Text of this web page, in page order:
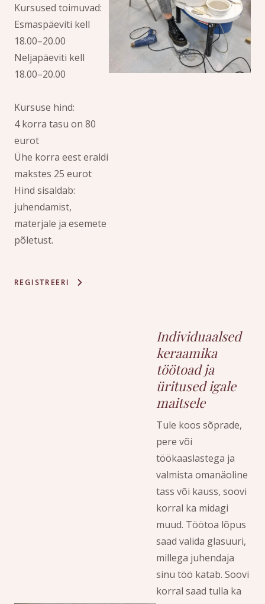
Kursused toimuvad:
Esmaspäeviti kell
18.00–20.00
Neljapäeviti kell
18.00–20.00
Kursuse hind:
4 korra tasu on 80
eurot
Ühe korra eest eraldi
makstes 25 eurot
Hind sisaldab:
juhendamist,
materjale ja esemete
põletust.
REGISTREERI
Individuaalsed
keraamika
töötoad ja
üritused igale
maitsele
Tule koos sõprade,
pere või
töökaaslastega ja
valmista omanäoline
tass või kauss, soovi
korral ka midagi
muud. Töötoa lõpus
saad valida glasuuri,
millega juhendaja
sinu töö katab. Soovi
korral saad tulla ka